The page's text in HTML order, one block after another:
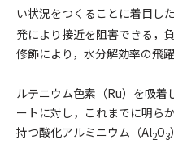
い状況をつくることに着目し
発により接近を阻害できる，
修飾により，水分解効率の飛
ルテニウム色素（Ru）を吸着
ートに対し，これまでに明ら
持つ酸化アルミニウム（Al2O3